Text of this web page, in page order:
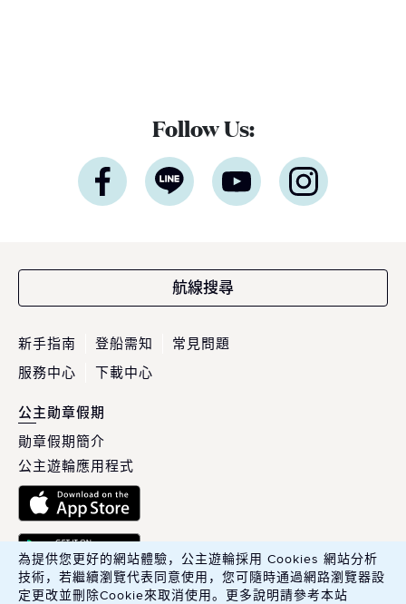
Follow Us:
航線搜尋
新手指南 登船需知
常見問題
服務中心
下載中心
公主勛章假期
勛章假期簡介
公主遊輪應用程式
為提供您更好的網站體驗，公主遊輪採用 Cookies 網站分析
技術，若繼續瀏覽代表同意使用，您可隨時通過網路瀏覽器設
定更改並刪除Cookie來取消使用。更多說明請參考本站